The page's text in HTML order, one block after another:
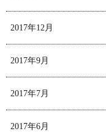
2017年12月
2017年9月
2017年7月
2017年6月